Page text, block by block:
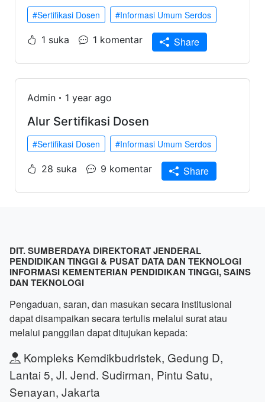
#Sertifikasi Dosen #Informasi Umum Serdos
1 suka 1 komentar Share
Admin 1 year ago
Alur Sertifikasi Dosen
#Sertifikasi Dosen #Informasi Umum Serdos
28 suka 9 komentar Share
DIT. SUMBERDAYA DIREKTORAT JENDERAL
PENDIDIKAN TINGGI & PUSAT DATA DAN TEKNOLOGI
INFORMASI KEMENTERIAN PENDIDIKAN TINGGI, SAINS
DAN TEKNOLOGI
Pengaduan, saran, dan masukan secara institusional
dapat disampaikan secara tertulis melalui surat atau
melalui panggilan dapat ditujukan kepada:
Kompleks Kemdikbudristek, Gedung D,
Lantai 5, Jl. Jend. Sudirman, Pintu Satu,
Senayan, Jakarta